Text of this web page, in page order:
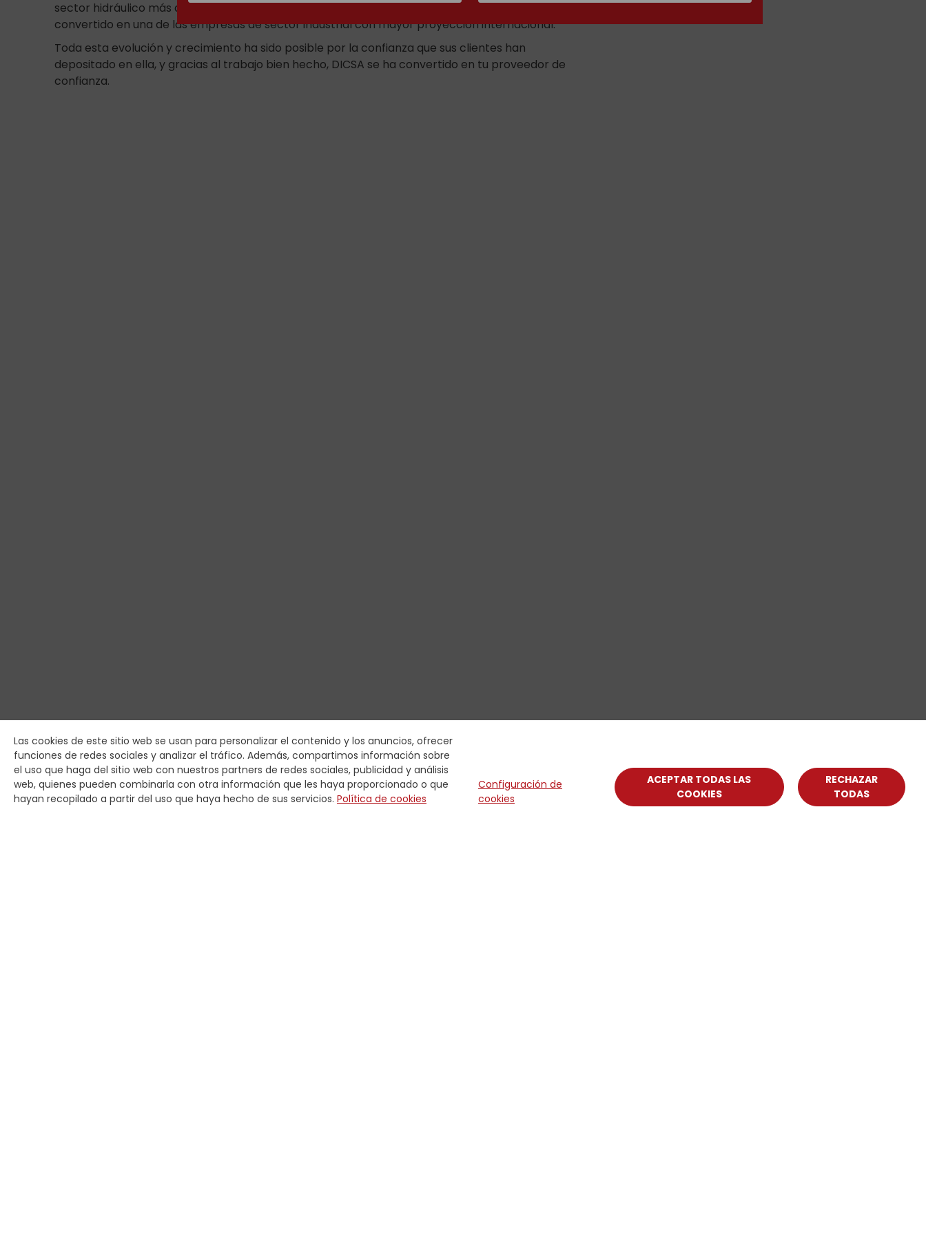
Las cookies de este sitio web se usan para personalizar el contenido y los anuncios, ofrecer
funciones de redes sociales y analizar el tráfico. Además, compartimos información sobre
el uso que haga del sitio web con nuestros partners de redes sociales, publicidad y análisis
web, quienes pueden combinarla con otra información que les haya proporcionado o que
hayan recopilado a partir del uso que haya hecho de sus servicios. Política de cookies
Configuración de
cookies
ACEPTAR TODAS LAS
COOKIES
RECHAZAR
TODAS
sector hidráulico más amplios del mundo. Su sistema de logística integral e inteligente la ha
convertido en una de las empresas de sector industrial con mayor proyección internacional.
Toda esta evolución y crecimiento ha sido posible por la confianza que sus clientes han
depositado en ella, y gracias al trabajo bien hecho, DICSA se ha convertido en tu proveedor de
confianza.